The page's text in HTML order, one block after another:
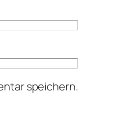
speichern.